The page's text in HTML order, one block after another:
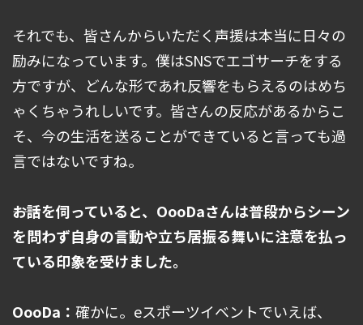
それでも、皆さんからいただく声援は本当に日々の
励みになっています。僕はSNSでエゴサーチをする
方ですが、どんな形であれ反響をもらえるのはめち
ゃくちゃうれしいです。皆さんの反応があるからこ
そ、今の生活を送ることができていると言っても過
言ではないですね。
――お話を伺っていると、OooDaさんは普段からシーン
を問わず自身の言動や立ち居振る舞いに注意を払っ
ている印象を受けました。
OooDa： 確かに。eスポーツイベントでいえば、